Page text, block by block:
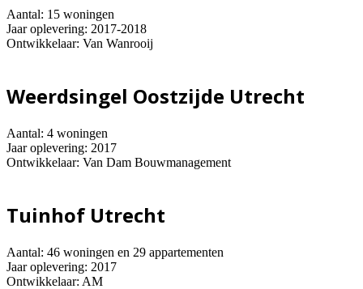
Aantal: 15 woningen
Jaar oplevering: 2017-2018
Ontwikkelaar: Van Wanrooij
Weerdsingel Oostzijde Utrecht
Aantal: 4 woningen
Jaar oplevering: 2017
Ontwikkelaar: Van Dam Bouwmanagement
Tuinhof Utrecht
Aantal: 46 woningen en 29 appartementen
Jaar oplevering: 2017
Ontwikkelaar: AM